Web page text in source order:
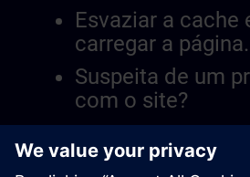
Esvaziar a cache
carregar a página.
Suspeita de um
com o site?
Relatar a questão